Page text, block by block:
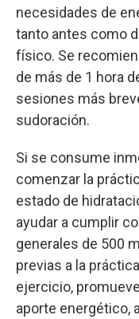
necesidades de
tanto antes como
físico. Se
de más de 1 hora
sesiones más
sudoración.
Si se consume
comenzar la
estado de
ayudar a cumplir
generales de 500
previas a la
ejercicio,
aporte energético,